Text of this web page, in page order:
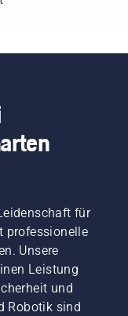
für
professionelle
Unsere
Leistung
und
Robotik sind